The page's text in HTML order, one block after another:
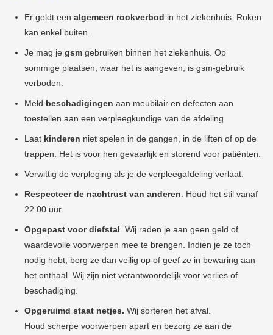
Er geldt een algemeen rookverbod in het ziekenhuis. Roken
kan enkel buiten.
Je mag je gsm gebruiken binnen het ziekenhuis. Op
sommige plaatsen, waar het is aangeven, is gsm-gebruik
verboden.
Meld beschadigingen aan meubilair en defecten aan
toestellen aan een verpleegkundige van de afdeling
Laat kinderen niet spelen in de gangen, in de liften of op de
trappen. Het is voor hen gevaarlijk en storend voor patiënten.
Verwittig de verpleging als je de verpleegafdeling verlaat.
Respecteer de nachtrust van anderen . Houd het stil vanaf
22.00 uur.
Opgepast voor diefstal . Wij raden je aan geen geld of
waardevolle voorwerpen mee te brengen. Indien je ze toch
nodig hebt, berg ze dan veilig op of geef ze in bewaring aan
het onthaal. Wij zijn niet verantwoordelijk voor verlies of
beschadiging.
Opgeruimd staat netjes. Wij sorteren het afval.
Houd scherpe voorwerpen apart en bezorg ze aan de